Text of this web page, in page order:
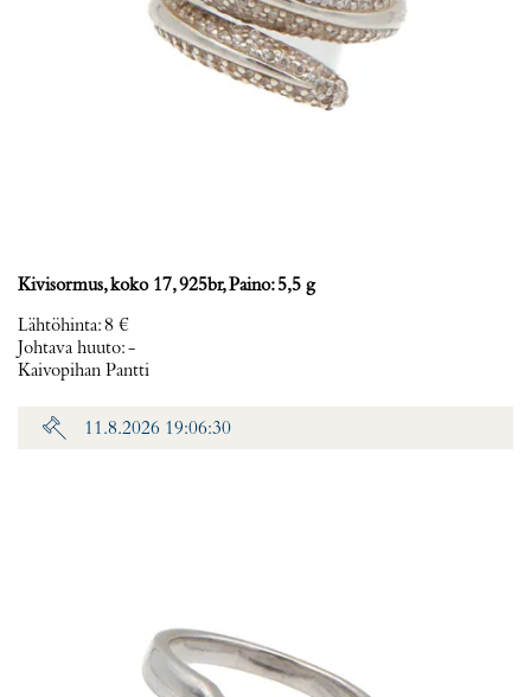
Kivisormus, koko 17, 925br, Paino: 5,5 g
Lähtöhinta:8 €
Johtava huuto:-
Kaivopihan Pantti
11.8.2026 19:06:30